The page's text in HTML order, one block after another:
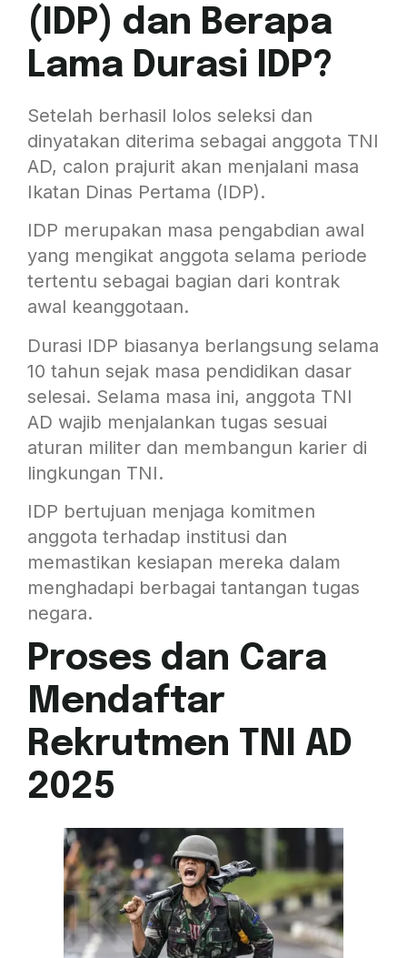
(IDP) dan Berapa
Lama Durasi IDP?
Setelah berhasil lolos seleksi dan
dinyatakan diterima sebagai anggota TNI
AD, calon prajurit akan menjalani masa
Ikatan Dinas Pertama (IDP).
IDP merupakan masa pengabdian awal
yang mengikat anggota selama periode
tertentu sebagai bagian dari kontrak
awal keanggotaan.
Durasi IDP biasanya berlangsung selama
10 tahun sejak masa pendidikan dasar
selesai. Selama masa ini, anggota TNI
AD wajib menjalankan tugas sesuai
aturan militer dan membangun karier di
lingkungan TNI.
IDP bertujuan menjaga komitmen
anggota terhadap institusi dan
memastikan kesiapan mereka dalam
menghadapi berbagai tantangan tugas
negara.
Proses dan Cara
Mendaftar
Rekrutmen TNI AD
2025